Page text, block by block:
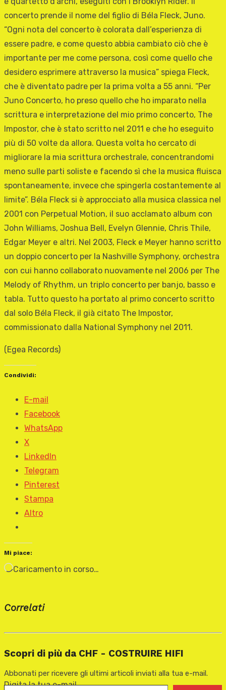
concerto prende il nome del figlio di Béla Fleck, Juno.
“Ogni nota del concerto è colorata dall’esperienza di
essere padre, e come questo abbia cambiato ciò che è
importante per me come persona, così come quello che
desidero esprimere attraverso la musica” spiega Fleck,
che è diventato padre per la prima volta a 55 anni. “Per
Juno Concerto, ho preso quello che ho imparato nella
scrittura e interpretazione del mio primo concerto, The
Impostor, che è stato scritto nel 2011 e che ho eseguito
più di 50 volte da allora. Questa volta ho cercato di
migliorare la mia scrittura orchestrale, concentrandomi
meno sulle parti soliste e facendo sì che la musica fluisca
spontaneamente, invece che spingerla costantemente al
limite”. Béla Fleck si è approcciato alla musica classica nel
2001 con Perpetual Motion, il suo acclamato album con
John Williams, Joshua Bell, Evelyn Glennie, Chris Thile,
Edgar Meyer e altri. Nel 2003, Fleck e Meyer hanno scritto
un doppio concerto per la Nashville Symphony, orchestra
con cui hanno collaborato nuovamente nel 2006 per The
Melody of Rhythm, un triplo concerto per banjo, basso e
tabla. Tutto questo ha portato al primo concerto scritto
dal solo Béla Fleck, il già citato The Impostor,
commissionato dalla National Symphony nel 2011.
(Egea Records)
Condividi:
E-mail
Facebook
WhatsApp
X
LinkedIn
Telegram
Pinterest
Stampa
Altro
Mi piace:
Caricamento in corso…
Correlati
Scopri di più da CHF - COSTRUIRE HIFI
Abbonati per ricevere gli ultimi articoli inviati alla tua e-mail.
Digita la tua e-mail...